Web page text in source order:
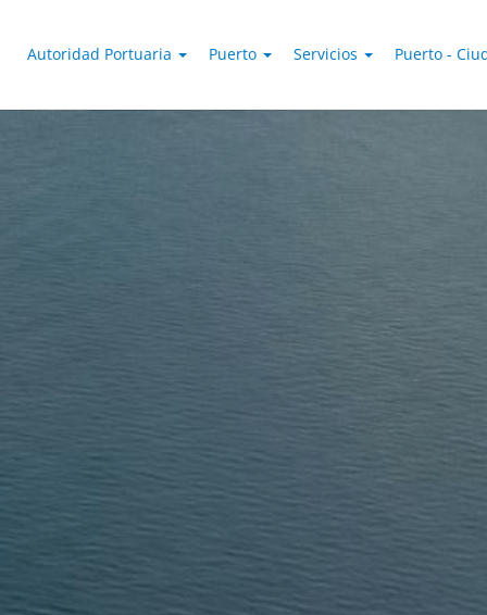
Autoridad Portuaria Puerto Servicios Puerto -